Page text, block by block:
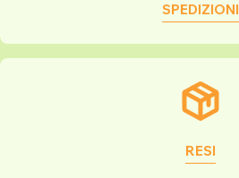
SPEDIZIONI
RESI